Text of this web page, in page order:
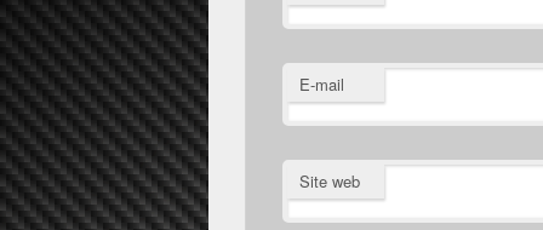
E-mail
Site web